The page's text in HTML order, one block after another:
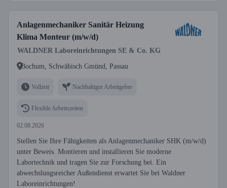
Anlagenmechaniker Sanitär Heizung
Klima Monteur (m/w/d)
WALDNER Laboreinrichtungen SE & Co. KG
Bochum, Schwäbisch Gmünd, Passau
Vollzeit Nachhaltiger Arbeitgeber
Flexible Arbeitszeiten
02.08.2026
Stellen Sie Ihre Fähigkeiten als Anlagenmechaniker SHK (m/w/d)
unter Beweis. Montieren und installieren Sie moderne
Labortechnik und tragen Sie zur Forschung bei. Ein
abwechslungsreicher Außendienst erwartet Sie bei Waldner
Laboreinrichtungen!